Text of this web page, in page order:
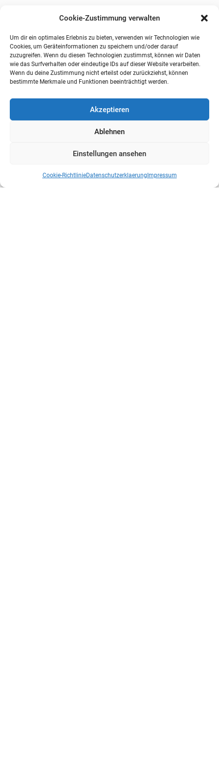
Cookie-Zustimmung verwalten
Um dir ein optimales Erlebnis zu bieten, verwenden wir Technologien wie
Cookies, um Geräteinformationen zu speichern und/oder darauf
zuzugreifen. Wenn du diesen Technologien zustimmst, können wir Daten
wie das Surfverhalten oder eindeutige IDs auf dieser Website verarbeiten.
Wenn du deine Zustimmung nicht erteilst oder zurückziehst, können
bestimmte Merkmale und Funktionen beeinträchtigt werden.
Akzeptieren
Ablehnen
Einstellungen ansehen
Cookie-RichtlinieDatenschutzerklaerung Impressum